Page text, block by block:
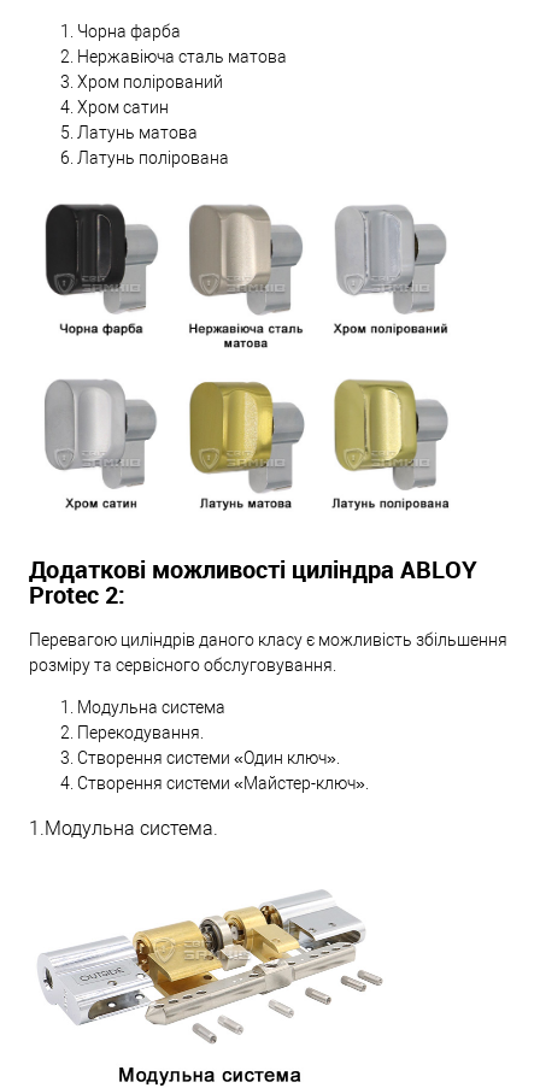
Чорна фарба
Нержавіюча сталь матова
Хром полірований
Хром сатин
Латунь матова
Латунь полірована
Додаткові можливості циліндра ABLOY
Protec 2:
Перевагою циліндрів даного класу є можливість збільшення
розміру та сервісного обслуговування.
Модульна система
Перекодування.
Створення системи «Один ключ».
Створення системи «Майстер-ключ».
1.Модульна система.